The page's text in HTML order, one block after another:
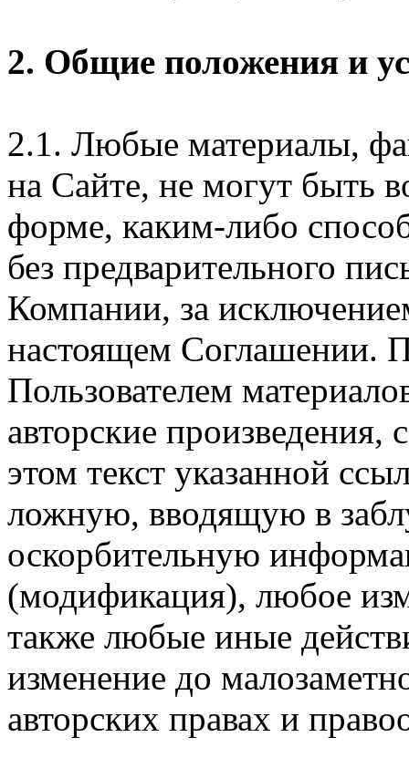
2. Общие положения и
2.1. Любые материалы,
на Сайте, не могут быть
форме, каким-либо
без предварительного
Компании, за
настоящем Соглашении.
Пользователем
авторские произведения,
этом текст указанной
ложную, вводящую в
оскорбительную
(модификация), любое
также любые иные
изменение до
авторских правах и